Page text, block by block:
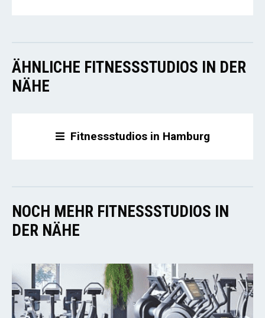
ÄHNLICHE FITNESSSTUDIOS IN DER
NÄHE
Fitnessstudios in Hamburg
NOCH MEHR FITNESSSTUDIOS IN
DER NÄHE